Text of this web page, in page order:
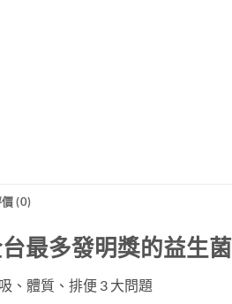
(0)
最多發明獎的益生菌
、體質、排便 3 大問題